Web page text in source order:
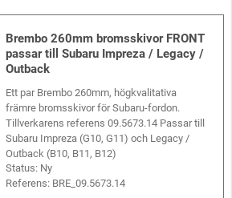
Brembo 260mm bromsskivor FRONT
passar till Subaru Impreza / Legacy /
Outback
Ett par Brembo 260mm, högkvalitativa
främre bromsskivor för Subaru-fordon.
Tillverkarens referens 09.5673.14 Passar till
Subaru Impreza (G10, G11) och Legacy /
Outback (B10, B11, B12)
Status: Ny
Referens: BRE_09.5673.14